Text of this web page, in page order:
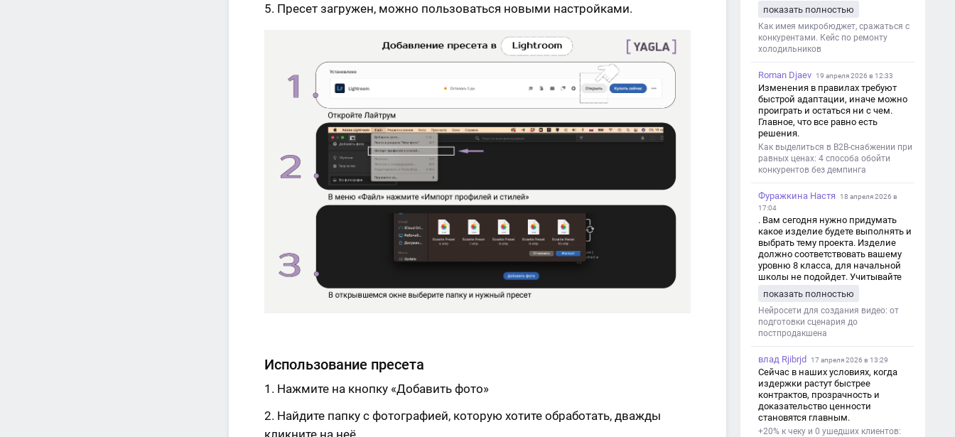
Пресет загружен, можно пользоваться новыми настройками.
Использование пресета
Нажмите на кнопку «Добавить фото»
Найдите папку с фотографией, которую хотите обработать, дважды
кликните на неё.
и ловит самый горячий трафик,
тогда как SEO в таких задачах
просто не успевает.
показать полностью
Как имея микробюджет, сражаться с
конкурентами. Кейс по ремонту
холодильников
Roman Djaev 19 апреля 2026 в 12:33
Изменения в правилах требуют
быстрой адаптации, иначе можно
проиграть и остаться ни с чем.
Главное, что все равно есть
решения.
Как выделиться в B2B-снабжении при
равных ценах: 4 способа обойти
конкурентов без демпинга
Фуражкина Настя
18 апреля 2026 в
17:04
. Вам сегодня нужно придумать
какое изделие будете выполнять и
выбрать тему проекта. Изделие
должно соответствовать вашему
уровню 8 класса, для начальной
школы не подойдет. Учитывайте
уровня работы. Структура проекта 1.
Титульный лист - Название школы.
- Тип работы: «Проектная работа». -
Тема проекта. - Кто выполнил:
должность учителя. - Город, год. 2.
Введение - Актуальность темы
(почему это важно). - Цель и
задачи проекта. - Объект и предмет
исследования. - Методы работы. 3.
Основная часть - Теоретическая
показать полностью
Нейросети для создания видео: от
подготовки сценария до
постпродакшена
влад Rjibrjd 17 апреля 2026 в 13:29
Сейчас в наших условиях, когда
издержки растут быстрее
контрактов, прозрачность и
доказательство ценности
становятся главным.
+20% к чеку и 0 ушедших клиентов: